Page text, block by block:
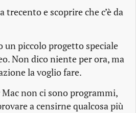
trecento e scoprire che c’è da
un piccolo progetto speciale
Non dico niente per ora, ma
la voglio fare.
non ci sono programmi,
a censirne qualcosa più